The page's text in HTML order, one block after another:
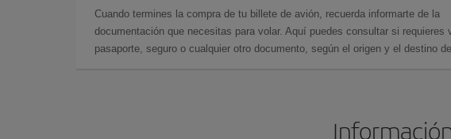
Cuando termines la compra de tu billete de avión, recuerda informarte de la
documentación que necesitas para volar. Aquí puedes consultar si requieres
pasaporte, seguro o cualquier otro documento, según el origen y el destino